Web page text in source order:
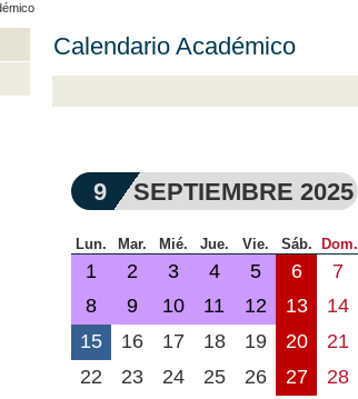
Calendario Académico
9 SEPTIEMBRE 2025
Lun. Mar. Mié. Jue. Vie. Sáb. Dom.
1 2 3 4 5 6
7
8
9 10 11 12 13
14
15
16 17 18 19 20
21
22
23 24 25 26 27
28